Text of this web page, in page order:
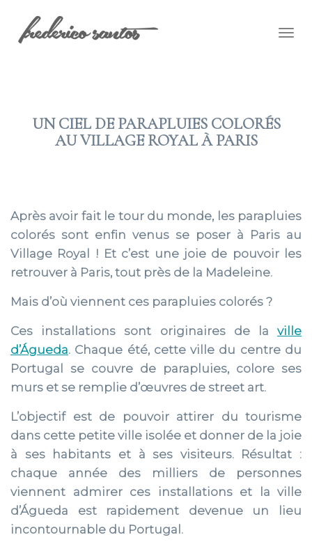
UN CIEL DE PARAPLUIES COLORÉS
AU VILLAGE ROYAL À PARIS
Après avoir fait le tour du monde, les parapluies
colorés sont enfin venus se poser à Paris au
Village Royal ! Et c’est une joie de pouvoir les
retrouver à Paris, tout près de la Madeleine.
Mais d’où viennent ces parapluies colorés ?
Ces installations sont originaires de la ville
d’Águeda. Chaque été, cette ville du centre du
Portugal se couvre de parapluies, colore ses
murs et se remplie d’œuvres de street art.
L’objectif est de pouvoir attirer du tourisme
dans cette petite ville isolée et donner de la joie
à ses habitants et à ses visiteurs. Résultat :
chaque année des milliers de personnes
viennent admirer ces installations et la ville
d’Águeda est rapidement devenue un lieu
incontournable du Portugal.